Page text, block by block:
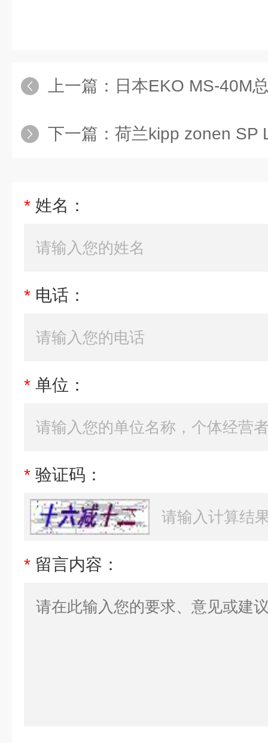
上一篇： 日本EKO MS-40M
下一篇： 荷兰kipp zonen SP
* 姓名：
* 电话：
* 单位：
* 验证码：
* 留言内容：